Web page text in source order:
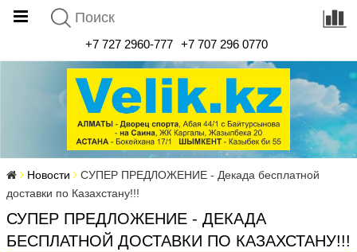
+7 727 2960-777 +7 707 296 0770
Новости
СУПЕР ПРЕДЛОЖЕНИЕ - Декада бесплатной
доставки по Казахстану!!!
СУПЕР ПРЕДЛОЖЕНИЕ - ДЕКАДА
БЕСПЛАТНОЙ ДОСТАВКИ ПО КАЗАХСТАНУ!!!